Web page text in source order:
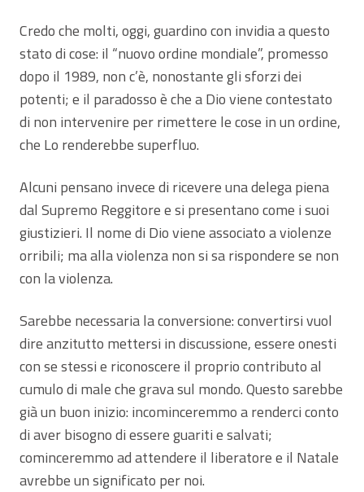
Credo che molti, oggi, guardino con invidia a questo
stato di cose: il “nuovo ordine mondiale”, promesso
dopo il 1989, non c’è, nonostante gli sforzi dei
potenti; e il paradosso è che a Dio viene contestato
di non intervenire per rimettere le cose in un ordine,
che Lo renderebbe superfluo.
Alcuni pensano invece di ricevere una delega piena
dal Supremo Reggitore e si presentano come i suoi
giustizieri. Il nome di Dio viene associato a violenze
orribili; ma alla violenza non si sa rispondere se non
con la violenza.
Sarebbe necessaria la conversione: convertirsi vuol
dire anzitutto mettersi in discussione, essere onesti
con se stessi e riconoscere il proprio contributo al
cumulo di male che grava sul mondo. Questo sarebbe
già un buon inizio: incominceremmo a renderci conto
di aver bisogno di essere guariti e salvati;
cominceremmo ad attendere il liberatore e il Natale
avrebbe un significato per noi.